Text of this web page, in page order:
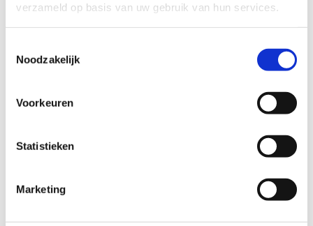
verzameld op basis van uw gebruik van hun services.
Noodzakelijk
Voorkeuren
Statistieken
Marketing